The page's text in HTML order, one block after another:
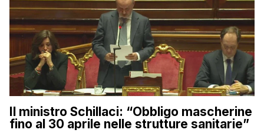
Il ministro Schillaci: “Obbligo mascherine
fino al 30 aprile nelle strutture sanitarie”